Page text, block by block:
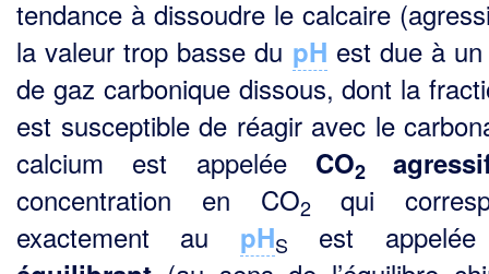
tendance à dissoudre le calcaire
la valeur trop basse du pH est due à
de gaz carbonique dissous, dont la
est susceptible de réagir avec le
calcium est appelée CO2
concentration en CO2qui
exactement au pHS est